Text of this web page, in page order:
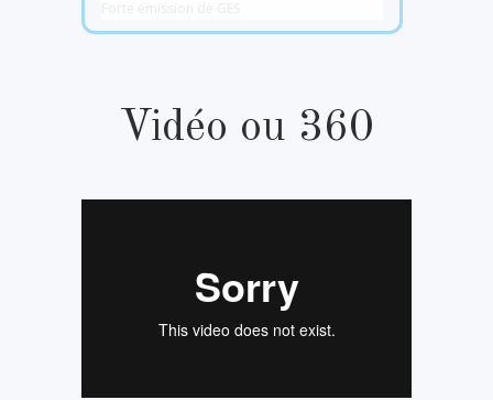
Vidéo ou 360